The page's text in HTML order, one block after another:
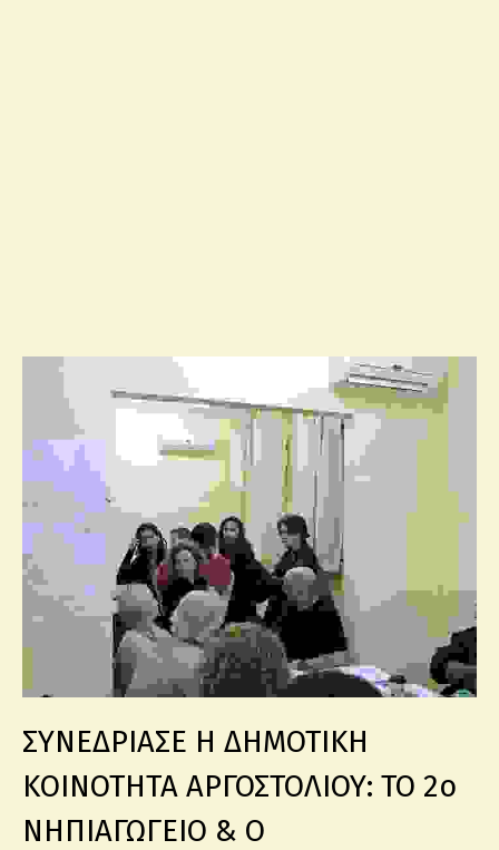
ΣΥΝΕΔΡΙΑΣΕ Η ΔΗΜΟΤΙΚΗ
ΚΟΙΝΟΤΗΤΑ ΑΡΓΟΣΤΟΛΙΟΥ: ΤΟ 2ο
ΝΗΠΙΑΓΩΓΕΙΟ & Ο